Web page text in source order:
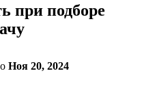
при подборе
Ноя 20, 2024